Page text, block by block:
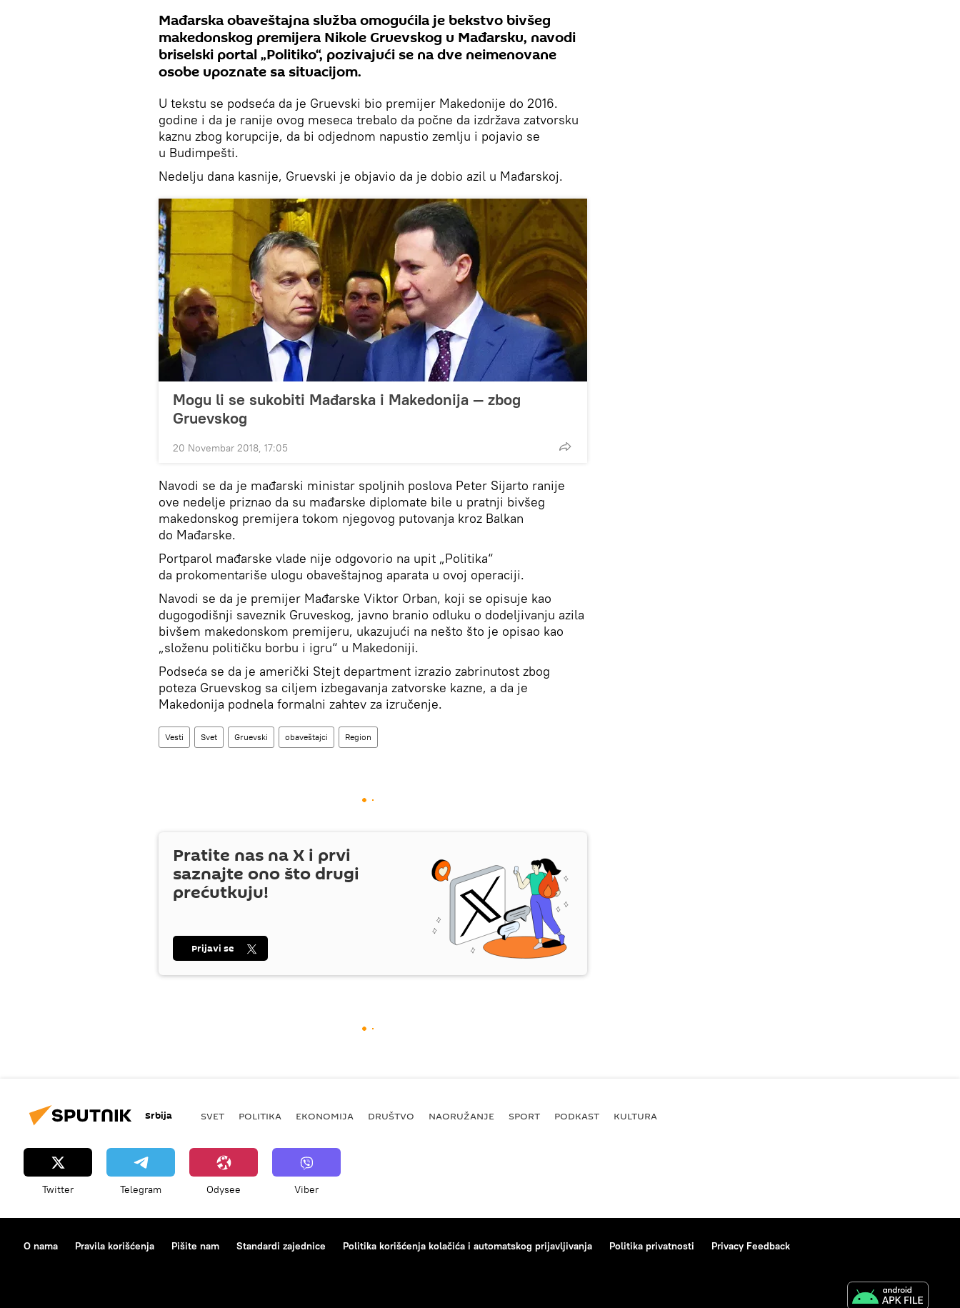
Mađarska obaveštajna služba omogućila je bekstvo bivšeg
makedonskog premijera Nikole Gruevskog u Mađarsku, navodi
briselski portal „Politiko“, pozivajući se na dve neimenovane
osobe upoznate sa situacijom.
U tekstu se podseća da je Gruevski bio premijer Makedonije do 2016.
godine i da je ranije ovog meseca trebalo da počne da izdržava zatvorsku
kaznu zbog korupcije, da bi odjednom napustio zemlju i pojavio se
u Budimpešti.
Nedelju dana kasnije, Gruevski je objavio da je dobio azil u Mađarskoj.
Mogu li se sukobiti Mađarska i Makedonija — zbog
Gruevskog
20 Novembar 2018, 17:05
Navodi se da je mađarski ministar spoljnih poslova Peter Sijarto ranije
ove nedelje priznao da su mađarske diplomate bile u pratnji bivšeg
makedonskog premijera tokom njegovog putovanja kroz Balkan
do Mađarske.
Portparol mađarske vlade nije odgovorio na upit „Politika“
da prokomentariše ulogu obaveštajnog aparata u ovoj operaciji.
Navodi se da je premijer Mađarske Viktor Orban, koji se opisuje kao
dugogodišnji saveznik Gruveskog, javno branio odluku o dodeljivanju azila
bivšem makedonskom premijeru, ukazujući na nešto što je opisao kao
„složenu političku borbu i igru“ u Makedoniji.
Podseća se da je američki Stejt department izrazio zabrinutost zbog
poteza Gruevskog sa ciljem izbegavanja zatvorske kazne, a da je
Makedonija podnela formalni zahtev za izručenje.
Vesti Svet Gruevski obaveštajci Region
Pratite nas naX i prvi
saznajte ono što drugi
prećutkuju!
Prijavi se
Srbija SVET POLITIKA EKONOMIJA DRUŠTVO NAORUŽANJE SPORT PODKAST KULTURA
Twitter Telegram Odysee Viber
O nama Pravila korišćenja Pišite nam Standardi zajednice Politika korišćenja kolačića i automatskog prijavljivanja Politika privatnosti Privacy Feedback